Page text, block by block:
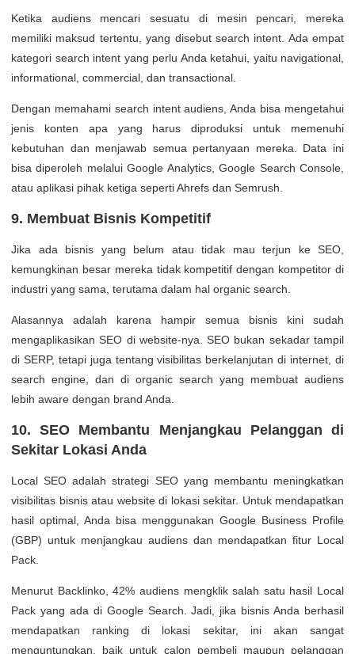
Ketika audiens mencari sesuatu di mesin pencari, mereka
memiliki maksud tertentu, yang disebut search intent. Ada empat
kategori search intent yang perlu Anda ketahui, yaitu navigational,
informational, commercial, dan transactional.
Dengan memahami search intent audiens, Anda bisa mengetahui
jenis konten apa yang harus diproduksi untuk memenuhi
kebutuhan dan menjawab semua pertanyaan mereka. Data ini
bisa diperoleh melalui Google Analytics, Google Search Console,
atau aplikasi pihak ketiga seperti Ahrefs dan Semrush.
9. Membuat Bisnis Kompetitif
Jika ada bisnis yang belum atau tidak mau terjun ke SEO,
kemungkinan besar mereka tidak kompetitif dengan kompetitor di
industri yang sama, terutama dalam hal organic search.
Alasannya adalah karena hampir semua bisnis kini sudah
mengaplikasikan SEO di website-nya. SEO bukan sekadar tampil
di SERP, tetapi juga tentang visibilitas berkelanjutan di internet, di
search engine, dan di organic search yang membuat audiens
lebih aware dengan brand Anda.
10. SEO Membantu Menjangkau Pelanggan di
Sekitar Lokasi Anda
Local SEO adalah strategi SEO yang membantu meningkatkan
visibilitas bisnis atau website di lokasi sekitar. Untuk mendapatkan
hasil optimal, Anda bisa menggunakan Google Business Profile
(GBP) untuk menjangkau audiens dan mendapatkan fitur Local
Pack.
Menurut Backlinko, 42% audiens mengklik salah satu hasil Local
Pack yang ada di Google Search. Jadi, jika bisnis Anda berhasil
mendapatkan ranking di lokasi sekitar, ini akan sangat
menguntungkan, baik untuk calon pembeli maupun pelanggan